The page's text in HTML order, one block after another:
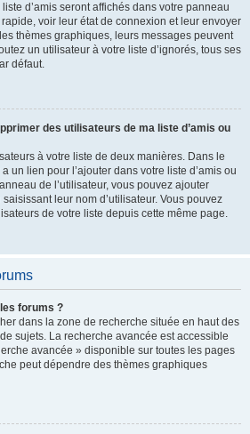
d’amis seront affichés dans votre panneau
voir leur état de connexion et leur envoyer
thèmes graphiques, leurs messages peuvent
un utilisateur à votre liste d’ignorés, tous ses
défaut.
des utilisateurs de ma liste d’amis ou
à votre liste de deux manières. Dans le
un lien pour l’ajouter dans votre liste d’amis ou
de l’utilisateur, vous pouvez ajouter
leur nom d’utilisateur. Vous pouvez
de votre liste depuis cette même page.
forums ?
dans la zone de recherche située en haut des
sujets. La recherche avancée est accessible
avancée » disponible sur toutes les pages
peut dépendre des thèmes graphiques